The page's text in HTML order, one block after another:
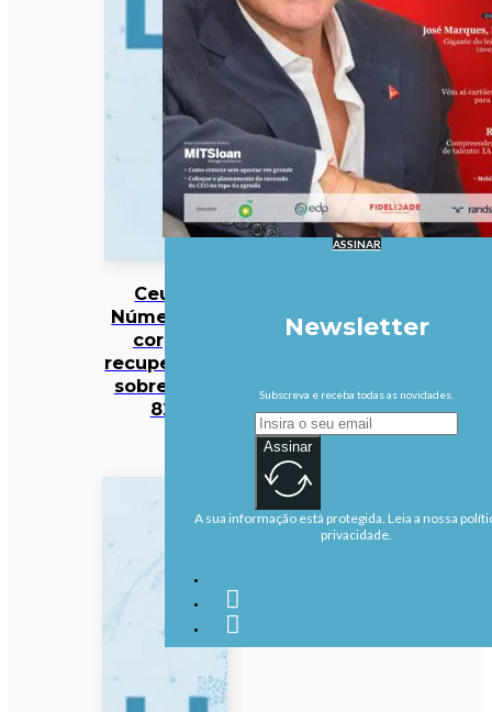
Ceuta:
Número de
corpos
recuperados
sobre para
82
ASSINAR
Newsletter
Subscreva e receba todas as novidades.
Assinar
A sua informação está protegida. Leia a nossa
privacidade.